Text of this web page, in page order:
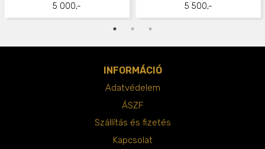
5 000,- 5 500,-
INFORMÁCIÓ
Adatvédelem
ÁSZF
Szállítás és fizetés
Kapcsolat